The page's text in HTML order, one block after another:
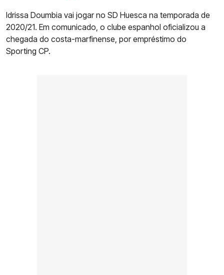
Idrissa Doumbia vai jogar no SD Huesca na temporada de
2020/21. Em comunicado, o clube espanhol oficializou a
chegada do costa-marfinense, por empréstimo do
Sporting CP.